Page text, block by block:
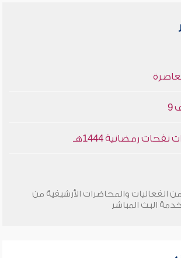
9
رمضانية 1444هـ
من الفعاليات والمحاضرات الأرشيفية من
خدمة البث المباشر